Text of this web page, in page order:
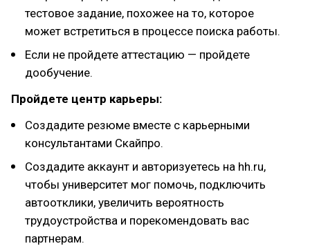
тестовое задание, похожее на то, которое
может встретиться в процессе поиска работы.
Если не пройдете аттестацию — пройдете
дообучение.
Пройдете центр карьеры:
Создадите резюме вместе с карьерными
консультантами Скайпро.
Создадите аккаунт и авторизуетесь на hh.ru,
чтобы университет мог помочь, подключить
автоотклики, увеличить вероятность
трудоустройства и порекомендовать вас
партнерам.